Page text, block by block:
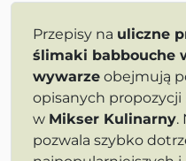
Przepisy na uliczne
ślimaki babbouche
wywarze obejmują
opisanych
w Mikser Kulinarny.
pozwala szybko